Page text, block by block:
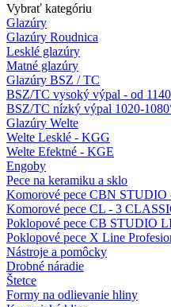
Vybrať kategóriu
Glazúry
Glazúry Roudnica
Lesklé glazúry
Matné glazúry
Glazúry BSZ / TC
BSZ/TC vysoký výpal - od
BSZ/TC nízký výpal 1020-
Glazúry Welte
Welte Lesklé - KGG
Welte Efektné - KGE
Engoby
Pece na keramiku a sklo
Komorové pece CBN
Komorové pece CL - 3
Poklopové pece CB STUDIO
Poklopové pece X Line
Nástroje a pomôcky
Drobné náradie
Štetce
Formy na odlievanie hliny